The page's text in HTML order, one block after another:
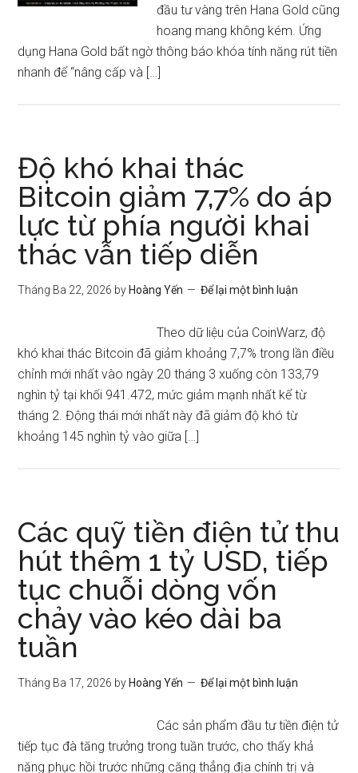
đầu tư vàng trên Hana Gold cũng
hoang mang không kém. Ứng
dụng Hana Gold bất ngờ thông báo khóa tính năng rút tiền
nhanh để “nâng cấp và […]
Độ khó khai thác
Bitcoin giảm 7,7% do áp
lực từ phía người khai
thác vẫn tiếp diễn
Tháng Ba 22, 2026 by Hoàng Yến Để lại một bình luận
Theo dữ liệu của CoinWarz, độ
khó khai thác Bitcoin đã giảm khoảng 7,7% trong lần điều
chỉnh mới nhất vào ngày 20 tháng 3 xuống còn 133,79
nghìn tỷ tại khối 941.472, mức giảm mạnh nhất kể từ
tháng 2. Động thái mới nhất này đã giảm độ khó từ
khoảng 145 nghìn tỷ vào giữa […]
Các quỹ tiền điện tử thu
hút thêm 1 tỷ USD, tiếp
tục chuỗi dòng vốn
chảy vào kéo dài ba
tuần
Tháng Ba 17, 2026 by Hoàng Yến Để lại một bình luận
Các sản phẩm đầu tư tiền điện tử
tiếp tục đà tăng trưởng trong tuần trước, cho thấy khả
năng phục hồi trước những căng thẳng địa chính trị và